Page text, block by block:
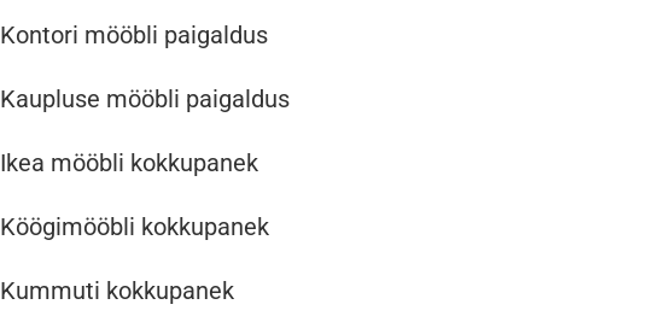
Kontori mööbli paigaldus
Kaupluse mööbli paigaldus
Ikea mööbli kokkupanek
Köögimööbli kokkupanek
Kummuti kokkupanek